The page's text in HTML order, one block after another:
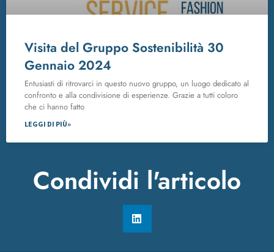
Visita del Gruppo Sostenibilità 30
Gennaio 2024
Entusiasti di ritrovarci in questo nuovo gruppo, un luogo dedicato al
confronto e alla condivisione di esperienze. Grazie a tutti coloro
che ci hanno fatto
LEGGI DI PIÙ»
Condividi l'articolo​